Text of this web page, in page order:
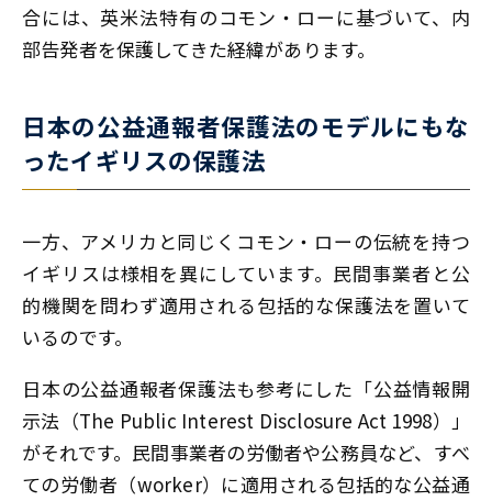
合には、英米法特有のコモン・ローに基づいて、内
部告発者を保護してきた経緯があります。
日本の公益通報者保護法のモデルにもな
ったイギリスの保護法
一方、アメリカと同じくコモン・ローの伝統を持つ
イギリスは様相を異にしています。民間事業者と公
的機関を問わず適用される包括的な保護法を置いて
いるのです。
日本の公益通報者保護法も参考にした「公益情報開
示法（The Public Interest Disclosure Act 1998）」
がそれです。民間事業者の労働者や公務員など、すべ
ての労働者（worker）に適用される包括的な公益通